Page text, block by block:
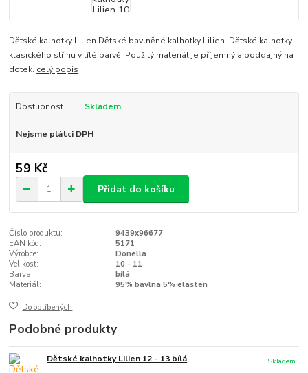
Dětské kalhotky Lilien.Dětské bavlněné kalhotky Lilien. Dětské kalhotky
klasického střihu v lílé barvě. Použitý materiál je příjemný a poddajný na
dotek. celý popis
Dostupnost Skladem
Nejsme plátci DPH
59 Kč
Přidat do košíku
Číslo produktu:
9439x96677
EAN kód:
5171
Výrobce:
Donella
Velikost:
10 - 11
Barva:
bílá
Materiál:
95% bavlna 5% elasten
Do oblíbených
Podobné produkty
Dětské kalhotky Lilien 12 - 13 bílá
Skladem